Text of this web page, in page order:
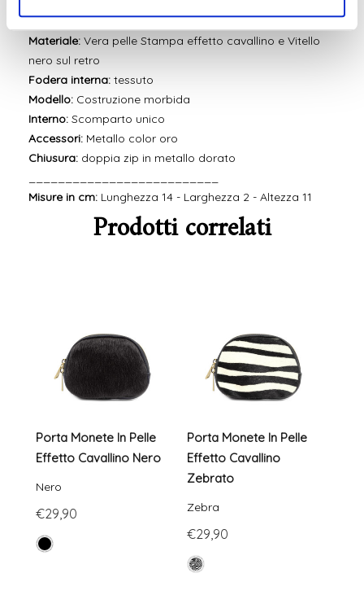
Materiale: Vera pelle Stampa effetto cavallino e Vitello
nero sul retro
Fodera interna: tessuto
Modello: Costruzione morbida
Interno: Scomparto unico
Accessori: Metallo color oro
Chiusura: doppia zip in metallo dorato
Misure in cm: Lunghezza 14 - Larghezza 2 - Altezza 11
Prodotti correlati
Porta Monete In Pelle
Effetto Cavallino Nero
Nero
€29,90
Porta Monete In Pelle
Effetto Cavallino
Zebrato
Zebra
€29,90